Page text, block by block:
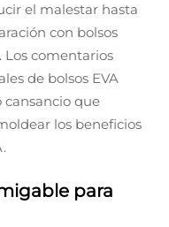
el malestar hasta
con bolsos
Los comentarios
de bolsos EVA
que
los beneficios
para